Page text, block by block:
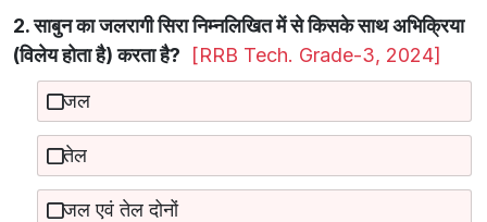
2. साबुन का जलरागी सिरा निम्नलिखित में से किसके साथ अभिक्रिया
(विलेय होता है) करता है?
[RRB Tech. Grade-3, 2024]
जल
तेल
जल एवं तेल दोनों